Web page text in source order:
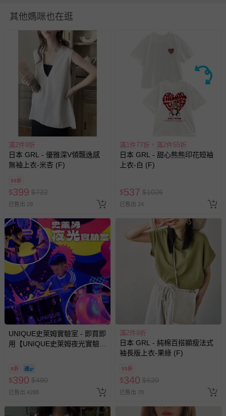
退換貨須知
您所購買的商品享有7天的鑑賞期／猶豫期權益，但此期間
並非試用期，您所退回的商品必須是未經使用的全新狀態，
包含完整包裝、配件、說明文件及贈品等。
如需退換貨，請於收到商品7天（含例假日內提出），如為
瑕疵退換貨所產生的運費，將由媽咪愛負責處理，若非瑕疵
退貨，您可至『查詢訂單』>『已出貨』中查詢該筆訂單，
並點選『我要退貨』即可進行申請。若有相關退貨問題，請
至媽咪愛LINE@客服ID: @mamilove
與服務，謝謝。
針對滿件折/滿額贈…等活動，如因部份退貨，而該訂單保
留商品未達活動門檻，將以原價計算，活動贈品亦需一併退
回。
部分商品依據消費者保護法的規定，不適用七天鑑賞期/猶
豫期範圍：
易於腐敗、保存期限較短或解約時即將逾期（例如生鮮
商品、食品等）。
客製化商品（例如客製生日書、姓名貼等）。
報紙、期刊或雜誌（惟書籍如經拆封、使用，則酌收整
新費用）。
經消費者拆封之影音商品或電腦軟體（例如 DVD、CD
等）。
非以有形媒介提供之數位內容或一經提供即為完成之線
上服務，經消費者事先同意始提供（例如線上課程、遊
已拆封之以下類型商品：
-個人衛生用品（例如尿布、貼身衣物、泳裝、襪子、地
-新生兒親膚衣物（嬰幼兒包巾與背巾、包屁衣、學習
其他媽咪也在逛
滿2件9折
日本 GRL - 優雅深V領飄逸感
無袖上衣-米杏 (F)
55折
$399 $722
已售出 29
滿1件77折，滿2件55折
日本 GRL - 甜心熊熊印花短袖
上衣-白 (F)
$537 $1026
已售出 24
UNIQUE史萊姆實驗室 - 即買即
用【UNIQUE史萊姆夜光實驗室
訂單編號兌換，逾期作廢) (大
人小孩均一價(3歲以上需購票))
8折
$390 $490
已售出 4288
滿2件9折
日本 GRL - 純棉百搭顯瘦法式
袖長版上衣-果綠 (F)
55折
$340 $620
已售出 78